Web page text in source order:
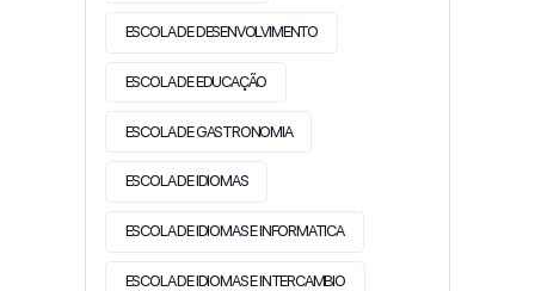
ESCOLA DE DESENVOLVIMENTO
ESCOLA DE EDUCAÇÃO
ESCOLA DE GASTRONOMIA
ESCOLA DE IDIOMAS
ESCOLA DE IDIOMAS E INFORMATICA
ESCOLA DE IDIOMAS E INTERCAMBIO